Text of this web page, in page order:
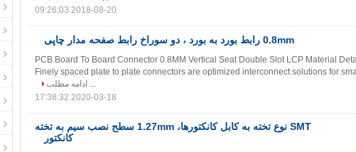
2018-08-20 09:26:03
0.8mm رابط بورد به بورد ، دو سوراخ رابط صفحه مدار چاپی
PCB Board To Board Connector 0.8MM Vertical Seat Double Slot LCP Material
Finely spaced plate to plate connectors are optimized interconnect solutions for
... ادامه مطلب
2020-03-18 17:38:32
SMT نوع تخته به کابل کانکتورها، 1.27mm سطح نصب سیم به تخته
کانکتور